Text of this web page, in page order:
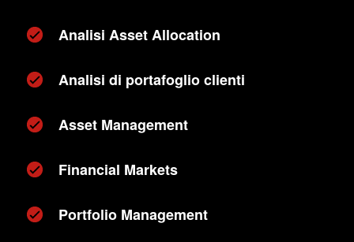
Analisi Asset Allocation
Analisi di portafoglio clienti
Asset Management
Financial Markets
Portfolio Management